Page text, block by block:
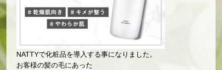
NATTYで化粧品を導入する事になりました。
お客様の髪の毛にあった